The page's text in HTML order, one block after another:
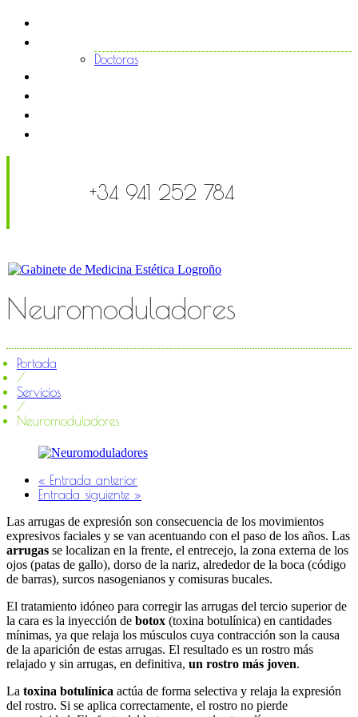
Doctoras
+34 941 252 784
Neuromoduladores
Portada
/
Servicios
/
Neuromoduladores
« Entrada anterior
Entrada siguiente »
Las arrugas de expresión son consecuencia de los movimientos
expresivos faciales y se van acentuando con el paso de los años. Las
arrugas se localizan en la frente, el entrecejo, la zona externa de los
ojos (patas de gallo), dorso de la nariz, alrededor de la boca (código
de barras), surcos nasogenianos y comisuras bucales.
El tratamiento idóneo para corregir las arrugas del tercio superior de
la cara es la inyección de botox (toxina botulínica) en cantidades
mínimas, ya que relaja los músculos cuya contracción son la causa
de la aparición de estas arrugas. El resultado es un rostro más
relajado y sin arrugas, en definitiva, un rostro más joven.
La toxina botulínica actúa de forma selectiva y relaja la expresión
del rostro. Si se aplica correctamente, el rostro no pierde